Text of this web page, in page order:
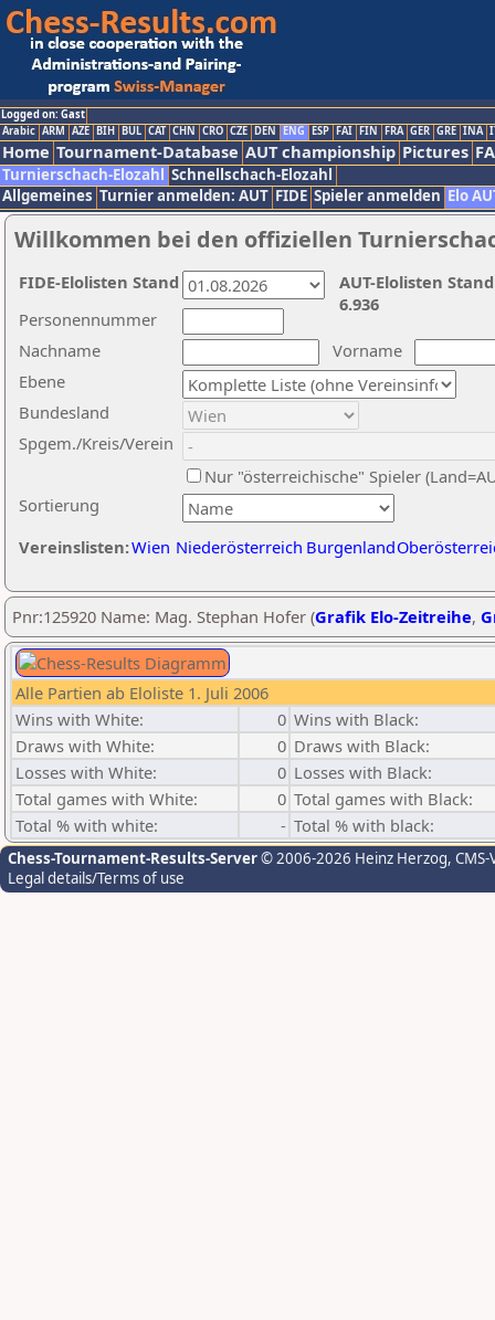
Logged on: Gast
Arabic ARM AZE BIH BUL CAT CHN CRO CZE DEN ENG ESP FAI FIN FRA GER GRE INA
Home Tournament-Database AUT championship Pictures
Turnierschach-Elozahl Schnellschach-Elozahl
Allgemeines Turnier anmelden: AUT FIDE Spieler anmelden Elo
Willkommen bei den offiziellen
Nachname
Vorname
Ebene
Sortierung
Personennummer
Bundesland
Spgem./Kreis/Verein
Nur "österreichische" Spieler
Vereinslisten:Wien Niederösterreich Burgenland
AUT-Elolisten
6.936
FIDE-Elolisten Stand
Pnr:125920 Name: Mag. Stephan Hofer (Grafik Elo-Zeitreihe,
Alle Partien ab Eloliste 1. Juli 2006
Wins with White:
0 Wins with Black:
Draws with White:
0 Draws with Black:
Losses with White:
0 Losses with Black:
Total games with White:
0 Total games with Black:
Total % with white:
- Total % with black:
Chess-Tournament-Results-Server© 2006-2026 Heinz Herzog,
Legal details/Terms of use